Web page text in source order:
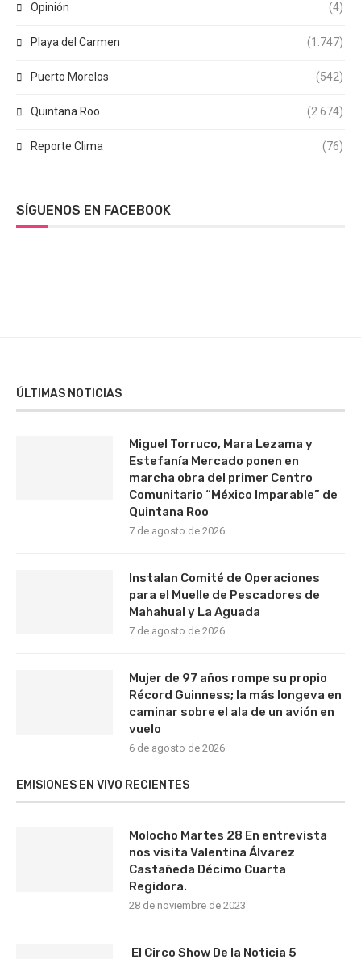
Opinión (4)
Playa del Carmen (1.747)
Puerto Morelos (542)
Quintana Roo (2.674)
Reporte Clima (76)
SÍGUENOS EN FACEBOOK
ÚLTIMAS NOTICIAS
Miguel Torruco, Mara Lezama y
Estefanía Mercado ponen en
marcha obra del primer Centro
Comunitario “México Imparable” de
Quintana Roo
7 de agosto de 2026
Instalan Comité de Operaciones
para el Muelle de Pescadores de
Mahahual y La Aguada
7 de agosto de 2026
Mujer de 97 años rompe su propio
Récord Guinness; la más longeva en
caminar sobre el ala de un avión en
vuelo
6 de agosto de 2026
EMISIONES EN VIVO RECIENTES
Molocho Martes 28 En entrevista
nos visita Valentina Álvarez
Castañeda Décimo Cuarta
Regidora.
28 de noviembre de 2023
El Circo Show De la Noticia 5